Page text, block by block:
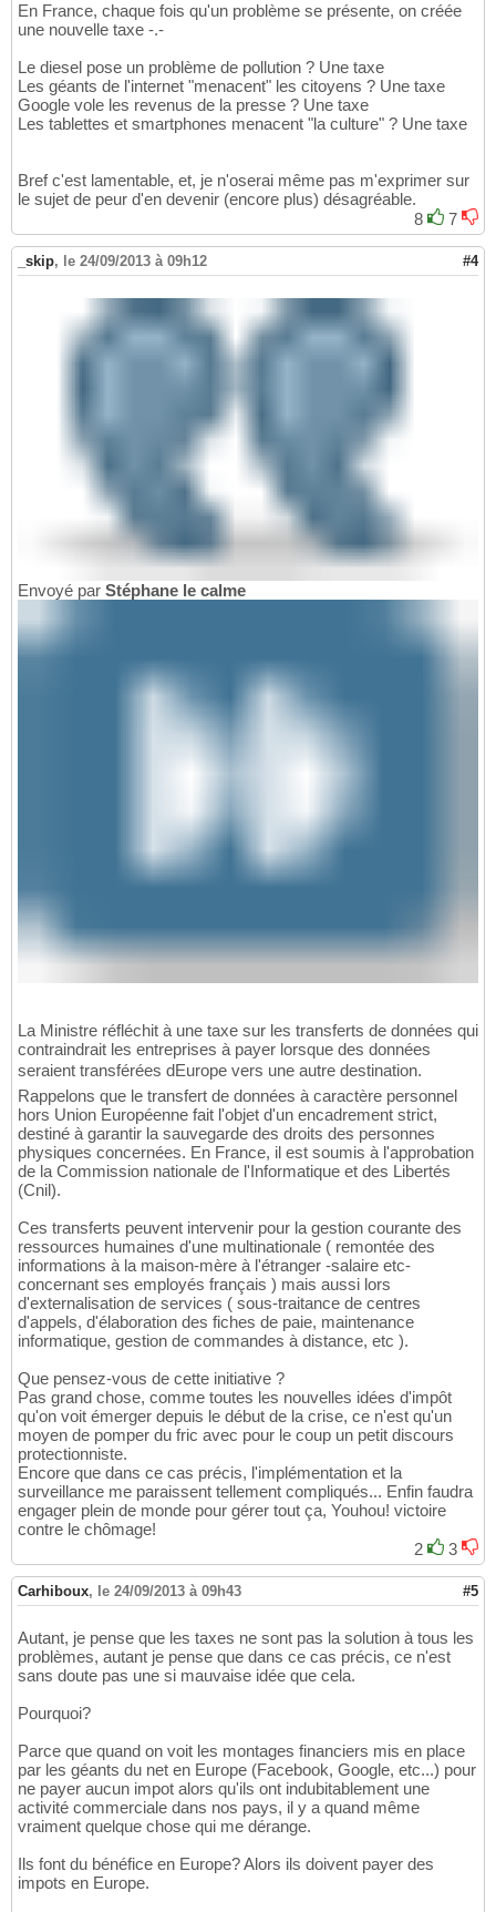
En France, chaque fois qu'un problème se présente, on créée
une nouvelle taxe -.-
Le diesel pose un problème de pollution ? Une taxe
Les géants de l'internet "menacent" les citoyens ? Une taxe
Google vole les revenus de la presse ? Une taxe
Les tablettes et smartphones menacent "la culture" ? Une taxe
Bref c'est lamentable, et, je n'oserai même pas m'exprimer sur
le sujet de peur d'en devenir (encore plus) désagréable.
8
7
_skip, le 24/09/2013 à 09h12 #4
Envoyé par Stéphane le calme
La Ministre réfléchit à une taxe sur les transferts de données qui
contraindrait les entreprises à payer lorsque des données
seraient transférées dEurope vers une autre destination.
Rappelons que le transfert de données à caractère personnel
hors Union Européenne fait l'objet d'un encadrement strict,
destiné à garantir la sauvegarde des droits des personnes
physiques concernées. En France, il est soumis à l'approbation
de la Commission nationale de l'Informatique et des Libertés
(Cnil).
Ces transferts peuvent intervenir pour la gestion courante des
ressources humaines d'une multinationale ( remontée des
informations à la maison-mère à l'étranger -salaire etc-
concernant ses employés français ) mais aussi lors
d'externalisation de services ( sous-traitance de centres
d'appels, d'élaboration des fiches de paie, maintenance
informatique, gestion de commandes à distance, etc ).
Que pensez-vous de cette initiative ?
Pas grand chose, comme toutes les nouvelles idées d'impôt
qu'on voit émerger depuis le début de la crise, ce n'est qu'un
moyen de pomper du fric avec pour le coup un petit discours
protectionniste.
Encore que dans ce cas précis, l'implémentation et la
surveillance me paraissent tellement compliqués... Enfin faudra
engager plein de monde pour gérer tout ça, Youhou! victoire
contre le chômage!
2
3
Carhiboux, le 24/09/2013 à 09h43 #5
Autant, je pense que les taxes ne sont pas la solution à tous les
problèmes, autant je pense que dans ce cas précis, ce n'est
sans doute pas une si mauvaise idée que cela.
Pourquoi?
Parce que quand on voit les montages financiers mis en place
par les géants du net en Europe (Facebook, Google, etc...) pour
ne payer aucun impot alors qu'ils ont indubitablement une
activité commerciale dans nos pays, il y a quand même
vraiment quelque chose qui me dérange.
Ils font du bénéfice en Europe? Alors ils doivent payer des
impots en Europe.